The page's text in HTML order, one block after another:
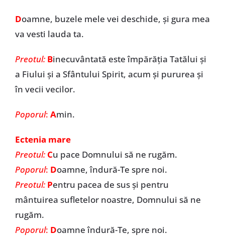
Doamne, buzele mele vei deschide, și gura mea
va vesti lauda ta.
Preotul: Binecuvântată este împărăția Tatălui și
a Fiului și a Sfântului Spirit, acum și pururea și
în vecii vecilor.
Poporul: Amin.
Ectenia mare
Preotul: Cu pace Domnului să ne rugăm.
Poporul: Doamne, îndură-Te spre noi.
Preotul: Pentru pacea de sus și pentru
mântuirea sufletelor noastre, Domnului să ne
rugăm.
Poporul: Doamne îndură-Te, spre noi.